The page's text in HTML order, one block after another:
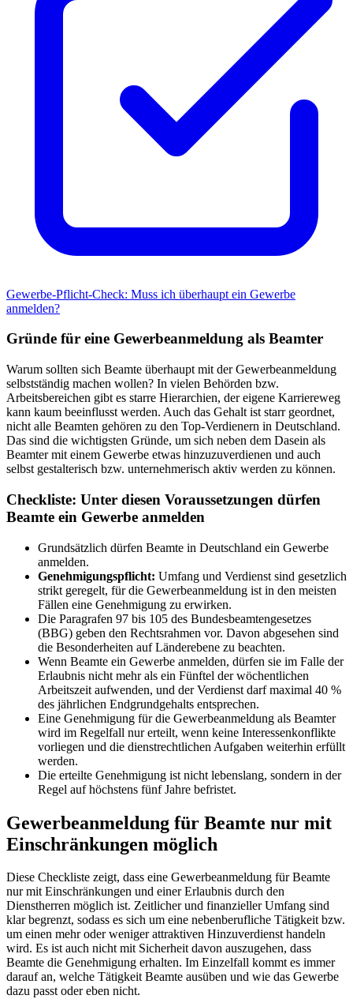
Gewerbe-Pflicht-Check: Muss ich überhaupt ein Gewerbe
anmelden?
Gründe für eine Gewerbeanmeldung als Beamter
Warum sollten sich Beamte überhaupt mit der Gewerbeanmeldung
selbstständig machen wollen? In vielen Behörden bzw.
Arbeitsbereichen gibt es starre Hierarchien, der eigene Karriereweg
kann kaum beeinflusst werden. Auch das Gehalt ist starr geordnet,
nicht alle Beamten gehören zu den Top-Verdienern in Deutschland.
Das sind die wichtigsten Gründe, um sich neben dem Dasein als
Beamter mit einem Gewerbe etwas hinzuzuverdienen und auch
selbst gestalterisch bzw. unternehmerisch aktiv werden zu können.
Checkliste: Unter diesen Voraussetzungen dürfen
Beamte ein Gewerbe anmelden
Grundsätzlich dürfen Beamte in Deutschland ein Gewerbe
anmelden.
Genehmigungspflicht: Umfang und Verdienst sind gesetzlich
strikt geregelt, für die Gewerbeanmeldung ist in den meisten
Fällen eine Genehmigung zu erwirken.
Die Paragrafen 97 bis 105 des Bundesbeamtengesetzes
(BBG) geben den Rechtsrahmen vor. Davon abgesehen sind
die Besonderheiten auf Länderebene zu beachten.
Wenn Beamte ein Gewerbe anmelden, dürfen sie im Falle der
Erlaubnis nicht mehr als ein Fünftel der wöchentlichen
Arbeitszeit aufwenden, und der Verdienst darf maximal 40 %
des jährlichen Endgrundgehalts entsprechen.
Eine Genehmigung für die Gewerbeanmeldung als Beamter
wird im Regelfall nur erteilt, wenn keine Interessenkonflikte
vorliegen und die dienstrechtlichen Aufgaben weiterhin erfüllt
werden.
Die erteilte Genehmigung ist nicht lebenslang, sondern in der
Regel auf höchstens fünf Jahre befristet.
Gewerbeanmeldung für Beamte nur mit
Einschränkungen möglich
Diese Checkliste zeigt, dass eine Gewerbeanmeldung für Beamte
nur mit Einschränkungen und einer Erlaubnis durch den
Dienstherren möglich ist. Zeitlicher und finanzieller Umfang sind
klar begrenzt, sodass es sich um eine nebenberufliche Tätigkeit bzw.
um einen mehr oder weniger attraktiven Hinzuverdienst handeln
wird. Es ist auch nicht mit Sicherheit davon auszugehen, dass
Beamte die Genehmigung erhalten. Im Einzelfall kommt es immer
darauf an, welche Tätigkeit Beamte ausüben und wie das Gewerbe
dazu passt oder eben nicht.